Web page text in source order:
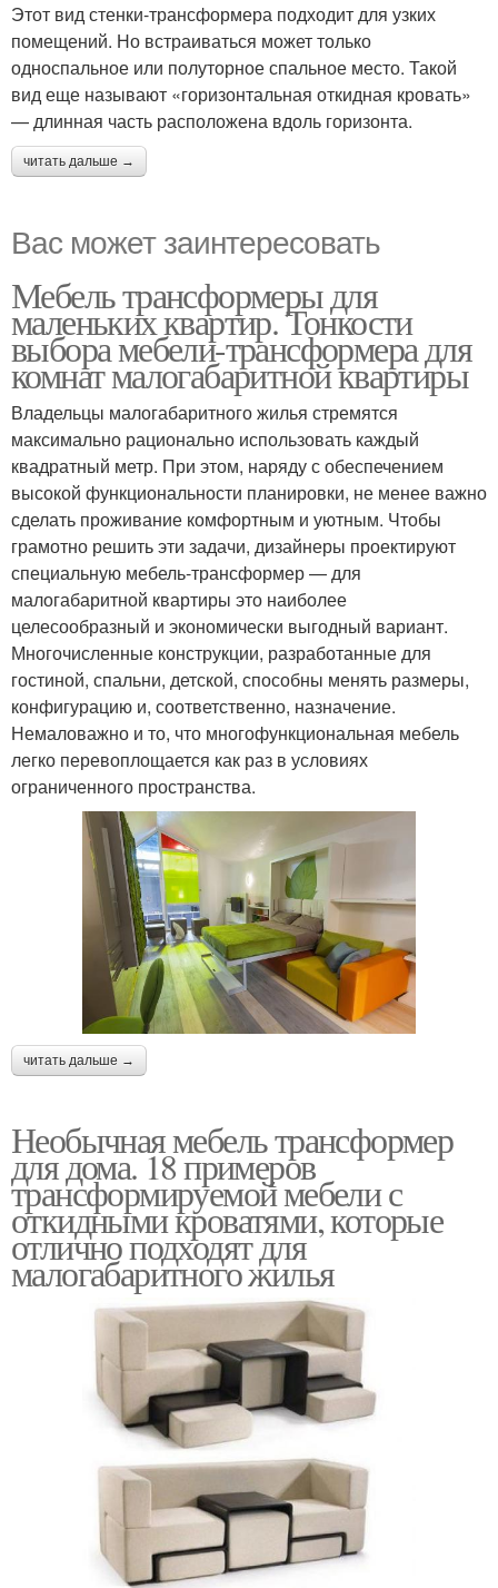
Этот вид стенки-трансформера подходит для узких
помещений. Но встраиваться может только
односпальное или полуторное спальное место. Такой
вид еще называют «горизонтальная откидная кровать»
— длинная часть расположена вдоль горизонта.
читать дальше →
Вас может заинтересовать
Мебель трансформеры для
маленьких квартир. Тонкости
выбора мебели-трансформера для
комнат малогабаритной квартиры
Владельцы малогабаритного жилья стремятся
максимально рационально использовать каждый
квадратный метр. При этом, наряду с обеспечением
высокой функциональности планировки, не менее важно
сделать проживание комфортным и уютным. Чтобы
грамотно решить эти задачи, дизайнеры проектируют
специальную мебель-трансформер — для
малогабаритной квартиры это наиболее
целесообразный и экономически выгодный вариант.
Многочисленные конструкции, разработанные для
гостиной, спальни, детской, способны менять размеры,
конфигурацию и, соответственно, назначение.
Немаловажно и то, что многофункциональная мебель
легко перевоплощается как раз в условиях
ограниченного пространства.
читать дальше →
Необычная мебель трансформер
для дома. 18 примеров
трансформируемой мебели с
откидными кроватями, которые
отлично подходят для
малогабаритного жилья